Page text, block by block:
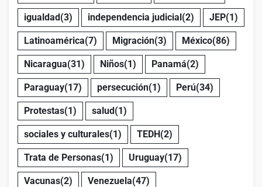
igualdad(3) independencia judicial(2) JEP(1)
Latinoamérica(7) Migración(3) México(86)
Nicaragua(31) Niños(1) Panamá(2)
Paraguay(17) persecución(1) Perú(34)
Protestas(1) salud(1)
sociales y culturales(1) TEDH(2)
Trata de Personas(1) Uruguay(17)
Vacunas(2) Venezuela(47)